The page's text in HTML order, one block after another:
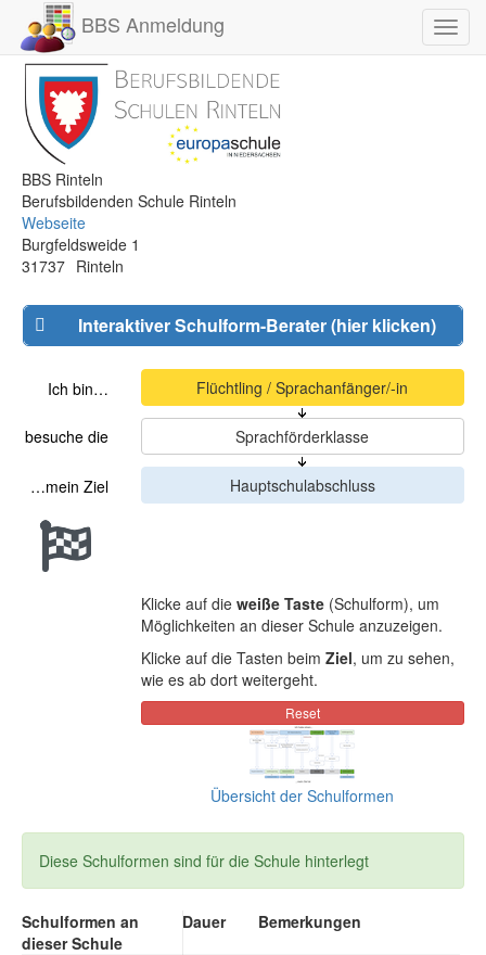
BBS Anmeldung
BBS Rinteln
Berufsbildenden Schule Rinteln
Webseite
Burgfeldsweide 1
31737 Rinteln
Interaktiver Schulform-Berater (hier klicken)
Ich bin…
besuche die
…mein Ziel
Klicke auf die weiße Taste(Schulform), um
Möglichkeiten an dieser Schule anzuzeigen.
Klicke auf die Tasten beim Ziel, um zu sehen,
wie es ab dort weitergeht.
Übersicht der Schulformen
Diese Schulformen sind für die Schule hinterlegt
Schulformen an
dieser Schule
Dauer Bemerkungen